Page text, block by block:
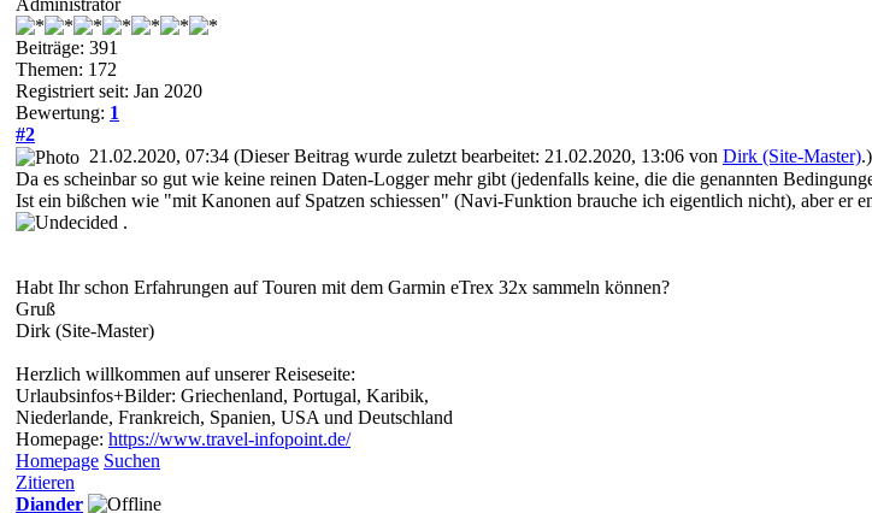
Beiträge: 391
Themen: 172
Registriert seit: Jan 2020
Bewertung: 1
#2
21.02.2020, 07:34 (Dieser Beitrag wurde zuletzt bearbeitet: 21.02.2020, 13:06 von Dirk (Site-Master).)
Da es scheinbar so gut wie keine reinen Daten-Logger mehr gibt (jedenfalls keine, die die genannten
Ist ein bißchen wie "mit Kanonen auf Spatzen schiessen" (Navi-Funktion brauche ich eigentlich nicht), aber er
.
Habt Ihr schon Erfahrungen auf Touren mit dem Garmin eTrex 32x sammeln können?
Gruß
Dirk (Site-Master)
Herzlich willkommen auf unserer Reiseseite:
Urlaubsinfos+Bilder: Griechenland, Portugal, Karibik,
Niederlande, Frankreich, Spanien, USA und Deutschland
Homepage: https://www.travel-infopoint.de/
Homepage Suchen
Zitieren
Diander